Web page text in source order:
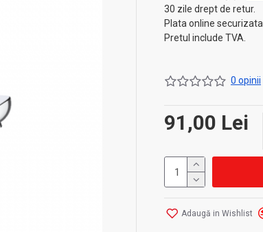
30 zile drept de retur.
Plata online securizata.
Pretul include TVA.
0 opinii
91,00 Lei
Adaugă in Wishlist